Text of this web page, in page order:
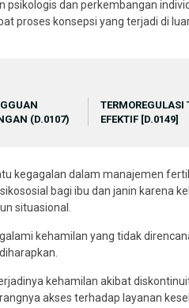
psikologis dan perkembangan
proses konsepsi yang terjadi di
(D.0107)
TERMOREGULASI
EFEKTIF [D.0149]
kegagalan dalam manajemen
bagi ibu dan janin karena
situasional.
kehamilan yang tidak
kehamilan akibat
akses terhadap layanan